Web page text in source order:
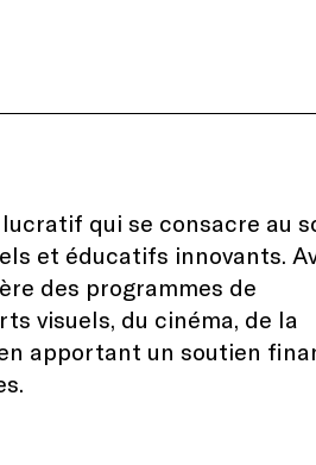
qui se consacre au
et éducatifs innovants.
des programmes de
visuels, du cinéma, de la
apportant un soutien